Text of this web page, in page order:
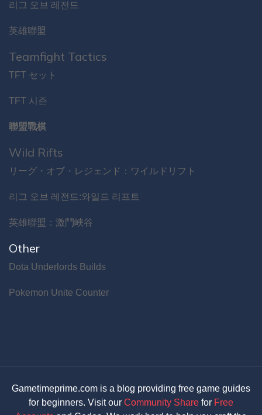
리그 오브 레전드
英雄聯盟
Teamfight Tactics
TFT セット
TFT 시즌
聯盟戰棋
Wild Rifts
リーグ・オブ・レジェンド：ワイルドリフト
리그 오브 레전드:와일드 리프트
英雄聯盟：激鬥峽谷
Other
Dota Underlords Builds
Pokemon Unite Counter
Gametimeprime.com is a blog providing free game guides
for beginners. Visit our Community Share for Free